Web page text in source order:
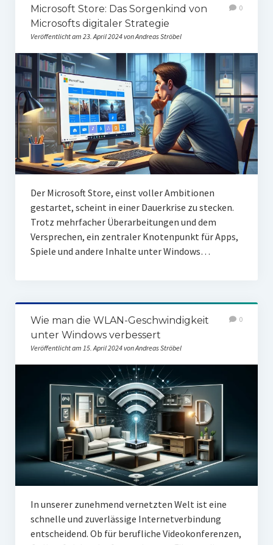
Microsoft Store: Das Sorgenkind von
Microsofts digitaler Strategie
Veröffentlicht am 23. April 2024 von Andreas Ströbel
0
Der Microsoft Store, einst voller Ambitionen
gestartet, scheint in einer Dauerkrise zu stecken.
Trotz mehrfacher Überarbeitungen und dem
Versprechen, ein zentraler Knotenpunkt für Apps,
Spiele und andere Inhalte unter Windows…
Wie man die WLAN-Geschwindigkeit
unter Windows verbessert
Veröffentlicht am 15. April 2024 von Andreas Ströbel
0
In unserer zunehmend vernetzten Welt ist eine
schnelle und zuverlässige Internetverbindung
entscheidend. Ob für berufliche Videokonferenzen,